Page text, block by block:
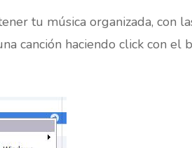
tu música organizada, con
canción haciendo click con